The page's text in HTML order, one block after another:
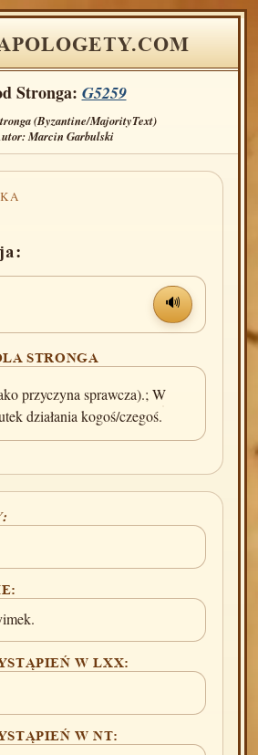
Stronga: G5259
(Byzantine/MajorityText)
Marcin Garbulski
🔊
STRONGA
przyczyna sprawcza).; W
działania kogoś/czegoś.
W LXX:
W NT: